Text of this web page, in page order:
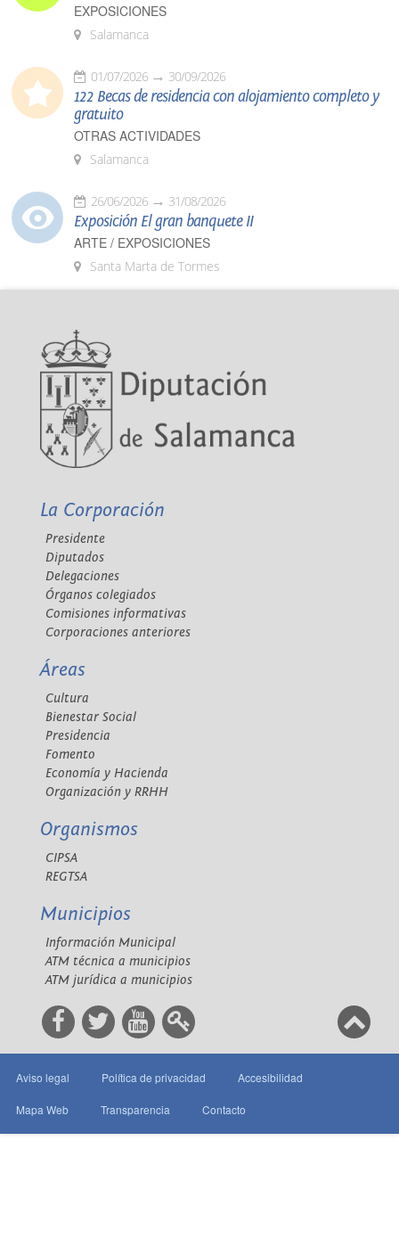
EXPOSICIONES
Salamanca
01/07/2026 30/09/2026
122 Becas de residencia con alojamiento completo y
gratuito
OTRAS ACTIVIDADES
Salamanca
26/06/2026 31/08/2026
Exposición El gran banquete II
ARTE / EXPOSICIONES
Santa Marta de Tormes
La Corporación
Presidente
Diputados
Delegaciones
Órganos colegiados
Comisiones informativas
Corporaciones anteriores
Áreas
Cultura
Bienestar Social
Presidencia
Fomento
Economía y Hacienda
Organización y RRHH
Organismos
CIPSA
REGTSA
Municipios
Información Municipal
ATM técnica a municipios
ATM jurídica a municipios
Aviso legal Política de privacidad Accesibilidad
Mapa Web Transparencia Contacto